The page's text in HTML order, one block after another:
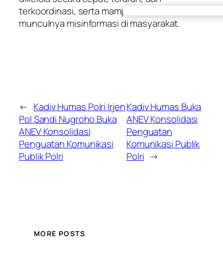
terkoordinasi, serta mampu menekan
munculnya misinformasi di masyarakat.
← Kadiv Humas Polri Irjen
Pol Sandi Nugroho Buka
ANEV Konsolidasi
Penguatan Komunikasi
Publik Polri
Kadiv Humas Buka
ANEV Konsolidasi
Penguatan
Komunikasi Publik
Polri →
MORE POSTS